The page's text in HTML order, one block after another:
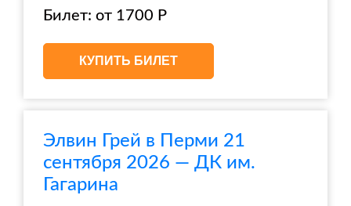
Билет: от 1700 Р
КУПИТЬ БИЛЕТ
Элвин Грей в Перми 21
сентября 2026 — ДК им.
Гагарина